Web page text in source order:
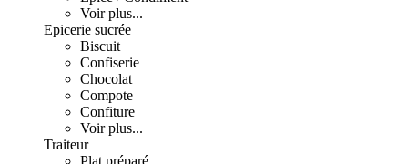
Voir plus...
Epicerie sucrée
Biscuit
Confiserie
Chocolat
Compote
Confiture
Voir plus...
Traiteur
Plat préparé